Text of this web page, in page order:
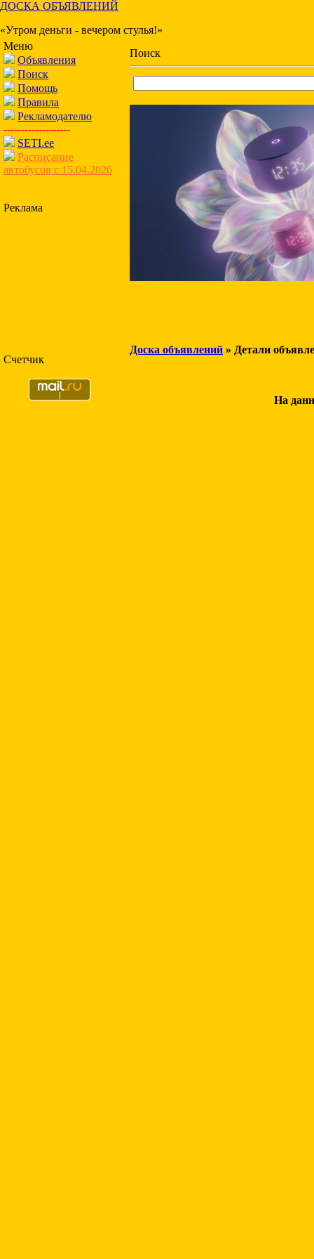
ДОСКА ОБЪЯВЛЕНИЙ
«Утром деньги - вечером стулья!»
Меню
Объявления
Поиск
Помощь
Правила
Рекламодателю
-------------------
SETI.ee
Расписание
автобусов с 15.04.2026
Реклама
Счетчик
Поиск
Доска объявлений » Детали
На